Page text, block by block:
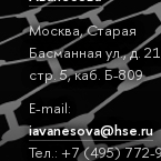
Москва, Старая
Басманная ул., д.
стр. 5, каб. Б-809
E-mail:
iavanesova@hse.ru
Тел.: +7 (495) 772-